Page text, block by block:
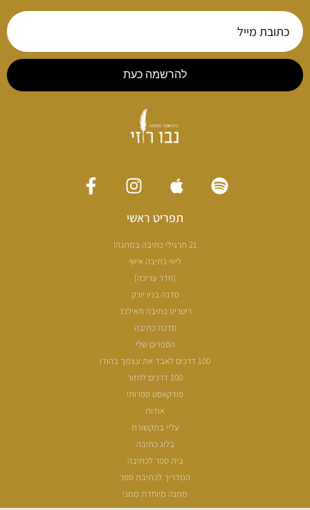
להרשמה כעת
תפריט ראשי
21 תרגילי כתיבה במתנה!
ליווי כתיבה אישי
[חדר עריכה]
סדנה בניו יורק
ריטריט כתיבה תאילנד
סדנת כתיבה
הספרים שלי
100 דרכים לאבד את עצמך בהודו
100 דרכים לחזור
פודקאסט ספרותי
אודות
עליי בתקשורת
בלוג כתיבה
בית ספר לכתיבה
המדריך לכתיבת ספר
מתנה מיוחדת ממני